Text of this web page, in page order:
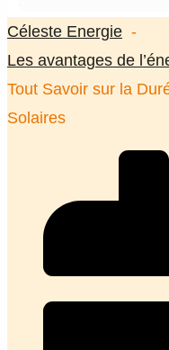
Céleste Energie
Les avantages de
Tout Savoir sur la
Solaires